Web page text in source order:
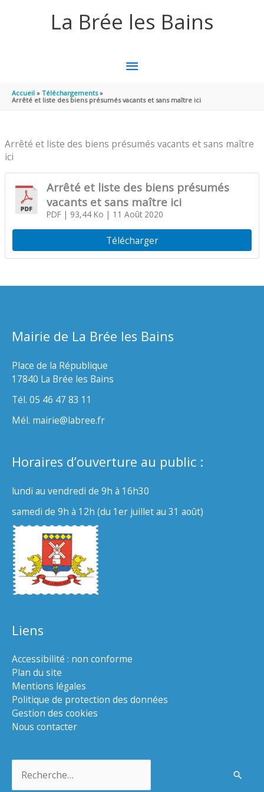
La Brée les Bains
MENU
PRINCIPAL
Accueil
Téléchargements
Arrêté et liste des biens présumés vacants et sans maître ici
Arrêté et liste des biens présumés vacants et sans maître
ici
Arrêté et liste des biens présumés
vacants et sans maître ici
PDF| 93,44 Ko | 11 Août 2020
Télécharger
Mairie de La Brée les Bains
Place de la République
17840 La Brée les Bains
Tél. 05 46 47 83 11
Mél. mairie@labree.fr
Horaires d’ouverture au public :
lundi au vendredi de 9h à 16h30
samedi de 9h à 12h (du 1er juillet au 31 août)
Liens
Accessibilité : non conforme
Plan du site
Mentions légales
Politique de protection des données
Gestion des cookies
Nous contacter